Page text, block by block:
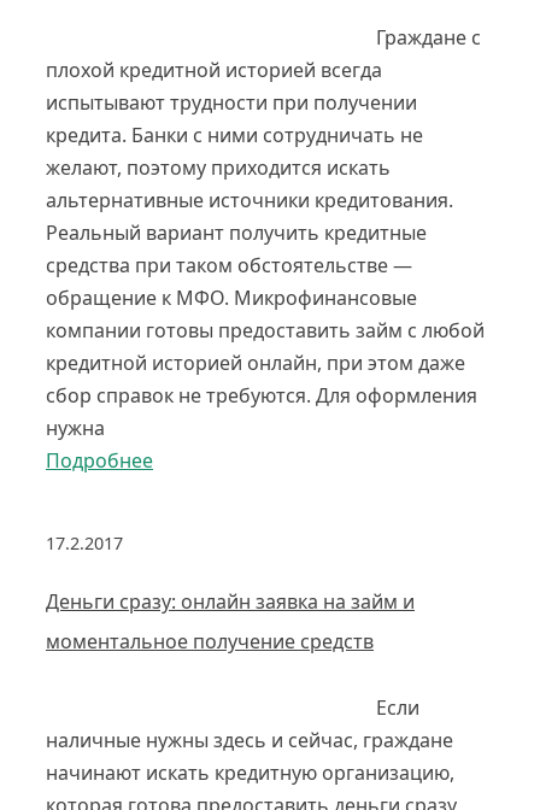
Граждане с
плохой кредитной историей всегда
испытывают трудности при получении
кредита. Банки с ними сотрудничать не
желают, поэтому приходится искать
альтернативные источники кредитования.
Реальный вариант получить кредитные
средства при таком обстоятельстве —
обращение к МФО. Микрофинансовые
компании готовы предоставить займ с любой
кредитной историей онлайн, при этом даже
сбор справок не требуются. Для оформления
нужна
Подробнее
17.2.2017
Деньги сразу: онлайн заявка на займ и
моментальное получение средств
Если
наличные нужны здесь и сейчас, граждане
начинают искать кредитную организацию,